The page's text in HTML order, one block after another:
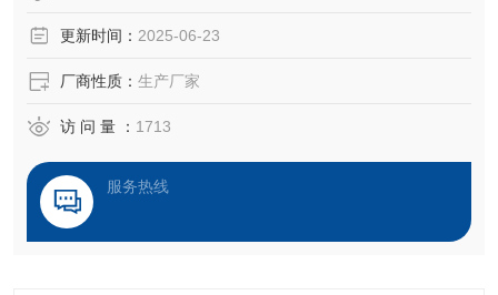
更新时间： 2025-06-23
厂商性质： 生产厂家
访 问 量 ： 1713
服务热线